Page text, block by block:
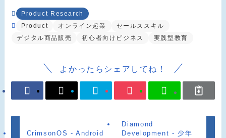
Product Research
Product
オンライン起業
セールススキル
デジタル商品販売
初心者向けビジネス 実践型教育
よかったらシェアしてね！
CrimsonOS - Android
Diamond
Development - 少年